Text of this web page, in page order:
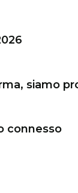
siamo
connesso